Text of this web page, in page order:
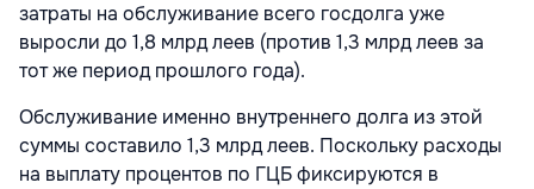
затраты на обслуживание всего госдолга уже
выросли до 1,8 млрд леев (против 1,3 млрд леев за
тот же период прошлого года).
Обслуживание именно внутреннего долга из этой
суммы составило 1,3 млрд леев. Поскольку расходы
на выплату процентов по ГЦБ фиксируются в